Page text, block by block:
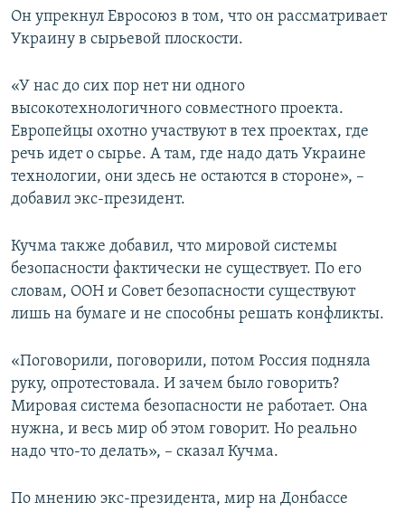
Он упрекнул Евросоюз в том, что он рассматривает
Украину в сырьевой плоскости.
«У нас до сих пор нет ни одного
высокотехнологичного совместного проекта.
Европейцы охотно участвуют в тех проектах, где
речь идет о сырье. А там, где надо дать Украине
технологии, они здесь не остаются в стороне», –
добавил экс-президент.
Кучма также добавил, что мировой системы
безопасности фактически не существует. По его
словам, ООН и Совет безопасности существуют
лишь на бумаге и не способны решать конфликты.
«Поговорили, поговорили, потом Россия подняла
руку, опротестовала. И зачем было говорить?
Мировая система безопасности не работает. Она
нужна, и весь мир об этом говорит. Но реально
надо что-то делать», – сказал Кучма.
По мнению экс-президента, мир на Донбассе